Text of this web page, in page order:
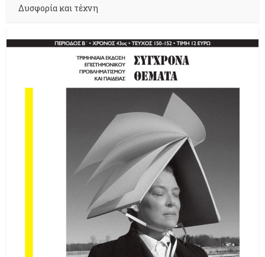
Δυσφορία και τέχνη